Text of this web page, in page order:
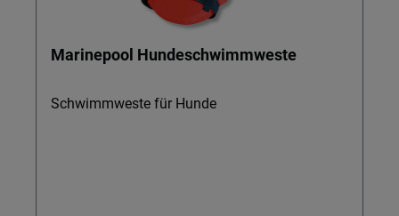
Marinepool Hundeschwimmweste
Schwimmweste für Hunde